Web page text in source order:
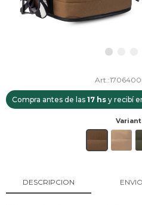
Compra antes de las 17 hs y recibí
DESCRIPCION